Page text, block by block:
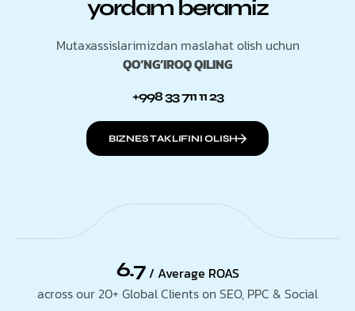
yordam beramiz
Mutaxassislarimizdan maslahat olish uchun
QO’NG’IROQ QILING
+998 33 711 11 23
BIZNES TAKLIFINI OLISH
6.7 / Average ROAS
across our 20+ Global Clients on SEO, PPC & Social